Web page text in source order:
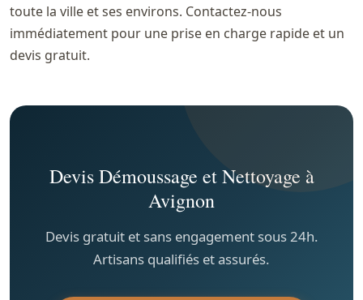
toute la ville et ses environs. Contactez-nous
immédiatement pour une prise en charge rapide et un
devis gratuit.
Devis Démoussage et Nettoyage à
Avignon
Devis gratuit et sans engagement sous 24h.
Artisans qualifiés et assurés.